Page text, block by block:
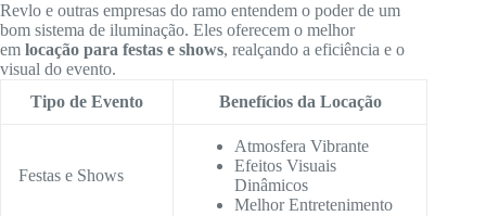
Revlo e outras empresas do ramo entendem o poder de um
bom sistema de iluminação. Eles oferecem o melhor
em locação para festas e shows, realçando a eficiência e o
visual do evento.
Tipo de Evento
Benefícios da Locação
Festas e Shows
Atmosfera Vibrante
Efeitos Visuais
Dinâmicos
Melhor Entretenimento